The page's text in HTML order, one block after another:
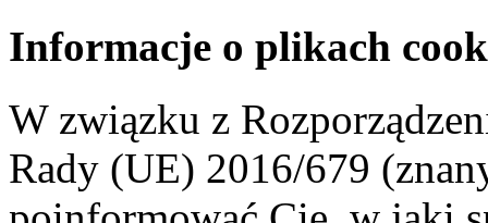
Informacje o plikach
W związku z
Rady (UE) 2016/679